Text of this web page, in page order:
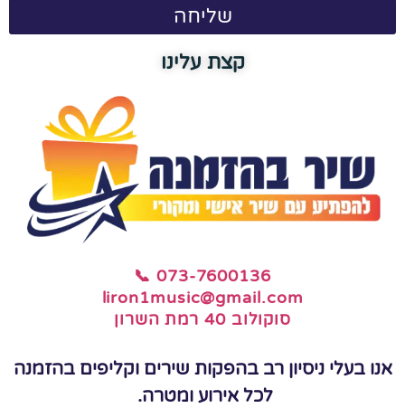
שליחה
קצת עלינו
📞 073-7600136
liron1music@gmail.com
סוקולוב 40 רמת השרון
אנו בעלי ניסיון רב בהפקות שירים וקליפים בהזמנה
לכל אירוע ומטרה.